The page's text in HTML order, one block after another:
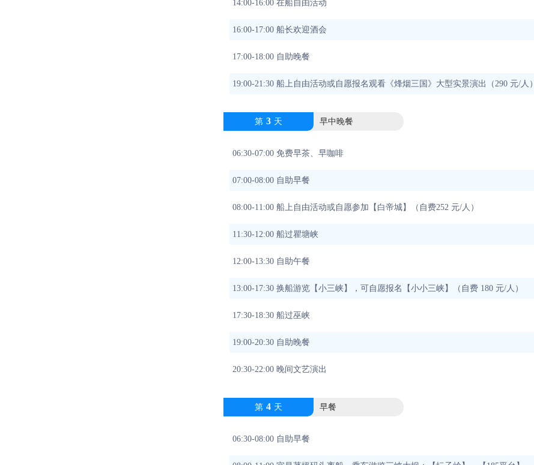
14:00-16:00 在船自由活动
16:00-17:00 船长欢迎酒会
17:00-18:00 自助晚餐
19:00-21:30 船上自由活动或自愿报名观看《烽烟三国》大型实景演出（290 元/人）
第 3 天 早中晚餐
06:30-07:00 免费早茶、早咖啡
07:00-08:00 自助早餐
08:00-11:00 船上自由活动或自愿参加【白帝城】（自费252 元/人）
11:30-12:00 船过瞿塘峡
12:00-13:30 自助午餐
13:00-17:30 换船游览【小三峡】，可自愿报名【小小三峡】（自费 180 元/人）
17:30-18:30 船过巫峡
19:00-20:30 自助晚餐
20:30-22:00 晚间文艺演出
第 4 天 早餐
06:30-08:00 自助早餐